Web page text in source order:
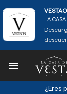
LA CASA

¿Eres